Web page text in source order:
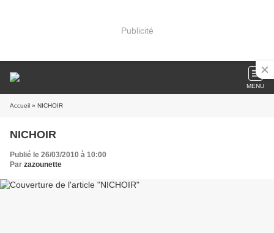
Publicité
MENU
Accueil » NICHOIR
NICHOIR
Publié le 26/03/2010 à 10:00
Par zazounette